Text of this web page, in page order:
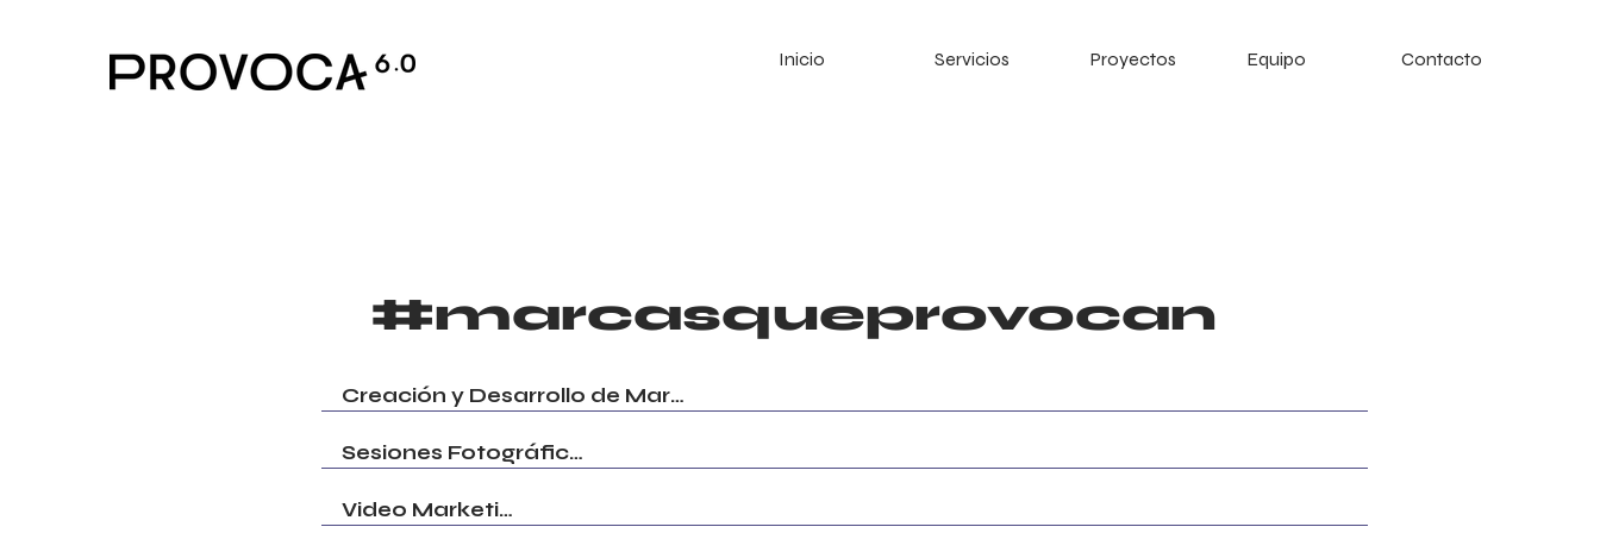
Inicio Servicios Proyectos Equipo Contacto
#marcasqueprovocan
Creación y Desarrollo de Marca
Sesiones Fotográficas
Video Marketing